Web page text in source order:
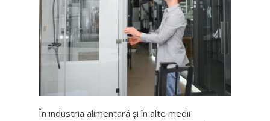
În industria alimentară și în alte medii